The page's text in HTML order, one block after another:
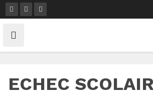
Skip
to
content
ECHEC